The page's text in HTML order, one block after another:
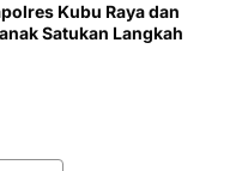
Kubu Raya dan
Satukan Langkah